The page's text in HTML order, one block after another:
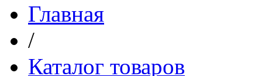
Главная
/
Каталог товаров